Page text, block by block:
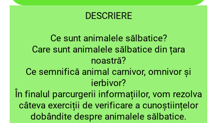
DESCRIERE
Ce sunt animalele sălbatice?
Care sunt animalele sălbatice din țara
noastră?
Ce semnifică animal carnivor, omnivor și
ierbivor?
În finalul parcurgerii informațiilor, vom rezolva
câteva exerciții de verificare a cunoștiințelor
dobândite despre animalele sălbatice.